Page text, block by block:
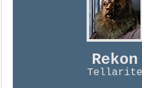
Rekon
Tellarite